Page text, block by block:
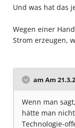
Und was hat das
Wegen einer
Strom erzeugen,
am Am
Wenn man
hätte man
Technologie-